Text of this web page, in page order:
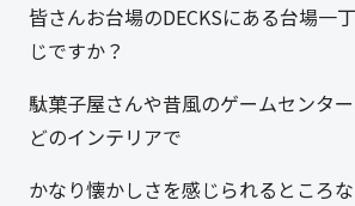
皆さんお台場のDECKSにある台場一
じですか？
駄菓子屋さんや昔風のゲームセンタ
どのインテリアで
かなり懐かしさを感じられるところ